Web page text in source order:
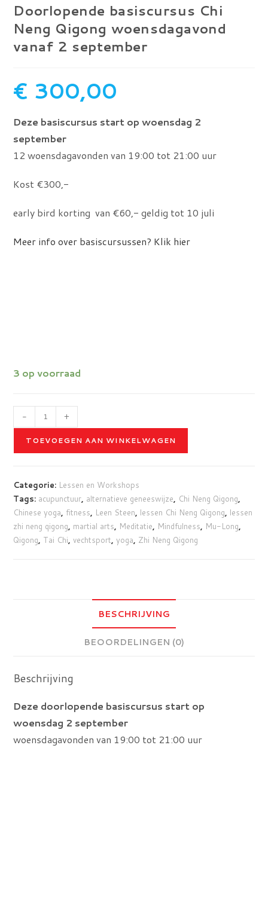
Doorlopende basiscursus Chi
Neng Qigong woensdagavond
vanaf 2 september
€ 300,00
Deze basiscursus start op woensdag 2
september
12 woensdagavonden van 19:00 tot 21:00 uur
Kost €300,-
early bird korting van €60,- geldig tot 10 juli
Meer info over basiscursussen? Klik hier
3 op voorraad
Doorlopende
basiscursus
Neng
woensdagavond
vanaf
2
september
aantal
- +
TOEVOEGEN AAN WINKELWAGEN
Categorie: Lessen en Workshops
Tags: acupunctuur, alternatieve geneeswijze, Chi Neng Qigong,
Chinese yoga, fitness, Leen Steen, lessen Chi Neng Qigong, lessen
zhi neng qigong, martial arts, Meditatie, Mindfulness, Mu-Long,
Qigong, Tai Chi,vechtsport,yoga, Zhi Neng Qigong
BESCHRIJVING
BEOORDELINGEN (0)
Beschrijving
Deze doorlopende basiscursus start op
woensdag 2 september
woensdagavonden van 19:00 tot 21:00 uur